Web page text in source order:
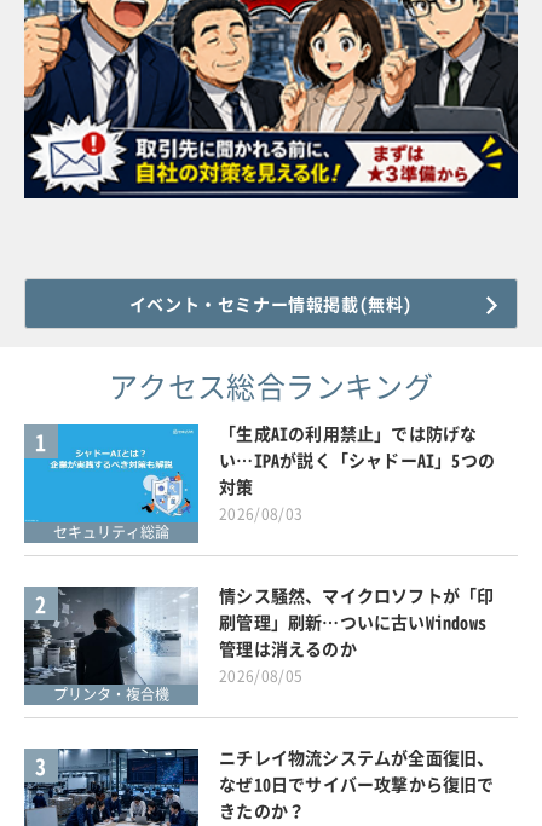
イベント・セミナー情報掲載(無料)
アクセス総合ランキング
1
セキュリティ総論
「生成AIの利用禁止」では防げな
い…IPAが説く「シャドーAI」5つの
対策
2026/08/03
2
プリンタ・複合機
情シス騒然、マイクロソフトが「印
刷管理」刷新…ついに古いWindows
管理は消えるのか
2026/08/05
3
ニチレイ物流システムが全面復旧、
なぜ10日でサイバー攻撃から復旧で
きたのか？